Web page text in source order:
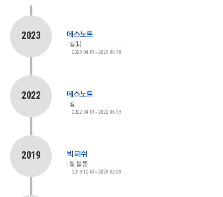
2023 데스노트
엘(L)
2023-04-01~2023-06-18
2022 데스노트
엘
2022-04-01~2022-06-19
2019 빅 피쉬
윌 블룸
2019-12-04~2020-02-09